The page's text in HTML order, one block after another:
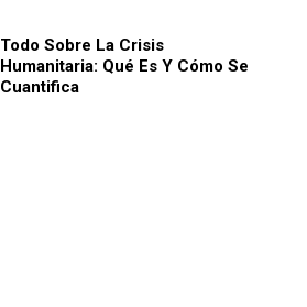
Todo Sobre La Crisis
Humanitaria: Qué Es Y Cómo Se
Cuantifica